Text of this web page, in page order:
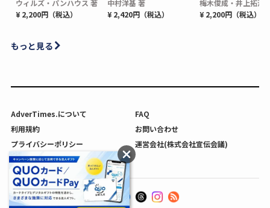
ウィルズ・パンハウス 著
¥ 2,200円（税込）
中村洋基 著
¥ 2,420円（税込）
梅木俊成・井上拓海
¥ 2,200円（税込）
もっと見る
AdverTimes.について
FAQ
利用規約
お問い合わせ
プライバシーポリシー
運営会社(株式会社宣伝会議)
利用者情報の外部送信について